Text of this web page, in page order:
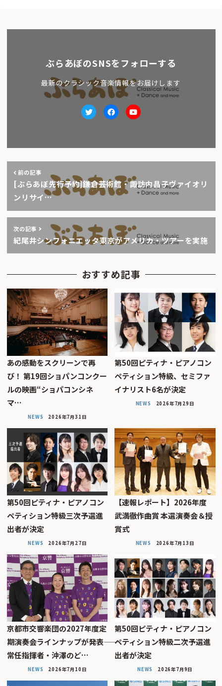
ぶらあぼのSNSをフォローする
最新のクラシック音楽情報をお届けします
TwitterfacebookYoutube
前の記事
[ぶらあぼ先行予約]鎌倉芸術館・諏訪内晶子ヴァイオリ
ンリサイ…
次の記事
紀尾井シンフォニエッタ東京がアメリカ・ツアーを実施
おすすめ記事
あの感動をスクリーンで再
び！ 第19回ショパンコンクー
ルの映画“ショパコンシネ
マ…
NEWS 2026年7月31日
第50回ピティナ・ピアノコン
ペティション特級、セミファ
イナリスト6名が決定
NEWS 2026年7月29日
第50回ピティナ・ピアノコン
ペティション特級三次予選進
出者が決定
NEWS 2026年7月27日
【速報レポート】2026年度
武満徹作曲賞 本選演奏会＆授
賞式
NEWS 2026年7月13日
京都市交響楽団の2027年度定
期演奏会ラインナップが発表――
常任指揮者・沖澤のど…
NEWS 2026年7月10日
第50回ピティナ・ピアノコン
ペティション特級二次予選進
出者が決定
NEWS 2026年7月9日